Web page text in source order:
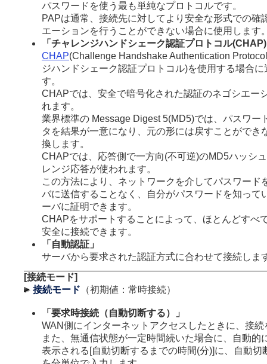
パスワードを使う最も単純なプロトコルです。
PAPは通常、接続先に対してより安全な形式での確
エーションを行うことができない場合に使用します
「チャレンジハンドシェーク認証プロトコル
CHAP(Challenge Handshake Authentication
ジハンドシェーク認証プロトコル)を使用する場合に
す。
CHAPでは、安全で暗号化された認証のネゴシエー
れます。
業界標準の Message Digest 5(MD5)では、パスワー
タを結果が一意になり、元の形には戻すことができ
換します。
CHAPでは、応答側で一方向(不可逆)のMD5ハッシ
レンジ応答が使われます。
この方法により、ネットワークを介してパスワード
バに送信することなく、自分がパスワードを知って
ーバに証明できます。
CHAPをサポートすることによって、ほとんどすべ
安全に接続できます。
「自動認証」
サーバから要求された認証方式に合わせて接続しま
[接続モード]
接続モード （初期値：常時接続）
「要求時接続（自動切断する）」
WAN側にインターネットアクセスしたときに、接
また、無通信状態が一定時間続いた場合に、自動的
表示される[自動切断するまでの時間(分)]に、自動切